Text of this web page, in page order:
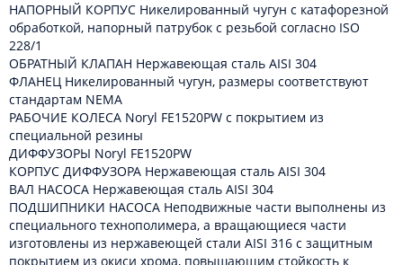
НАПОРНЫЙ КОРПУС Никелированный чугун с катафорезной
обработкой, напорный патрубок с резьбой согласно ISO
228/1
ОБРАТНЫЙ КЛАПАН Нержавеющая сталь AISI 304
ФЛАНЕЦ Никелированный чугун, размеры соответствуют
стандартам NEMA
РАБОЧИЕ КОЛЕСА Noryl FE1520PW с покрытием из
специальной резины
ДИФФУЗОРЫ Noryl FE1520PW
КОРПУС ДИФФУЗОРА Нержавеющая сталь AISI 304
ВАЛ НАСОСА Нержавеющая сталь AISI 304
ПОДШИПНИКИ НАСОСА Неподвижные части выполнены из
специального технополимера, а вращающиеся части
изготовлены из нержавеющей стали AISI 316 с защитным
покрытием из окиси хрома, повышающим стойкость к